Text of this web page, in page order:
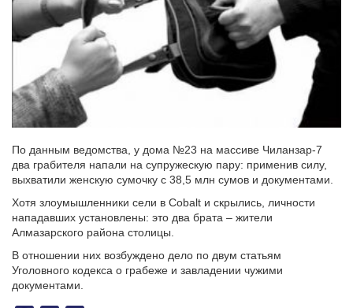
По данным ведомства, у дома №23 на массиве Чиланзар-7
два грабителя напали на супружескую пару: применив силу,
выхватили женскую сумочку с 38,5 млн сумов и документами.
Хотя злоумышленники сели в Cobalt и скрылись, личности
нападавших установлены: это два брата – жители
Алмазарского района столицы.
В отношении них возбуждено дело по двум статьям
Уголовного кодекса о грабеже и завладении чужими
документами.